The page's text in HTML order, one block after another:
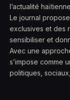
l’actualité
Le journal
exclusives et des
sensibiliser et
Avec une
s’impose comme
politiques,